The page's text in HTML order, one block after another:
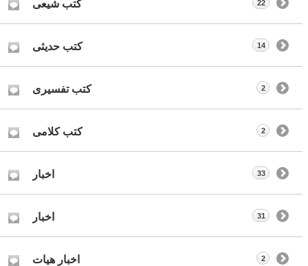
کتب شیعی 22
کتب حدیثی 14
کتب تفسیری 2
کتب کلامی 2
اخبار 33
اخبار 31
اخبار هیات 2